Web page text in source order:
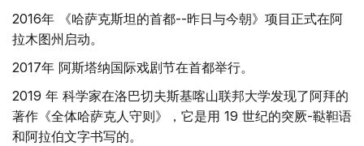
2016年 《哈萨克斯坦的首都--昨日与今朝》项目正式在阿
拉木图州启动。
2017年 阿斯塔纳国际戏剧节在首都举行。
2019 年 科学家在洛巴切夫斯基喀山联邦大学发现了阿拜的
著作《全体哈萨克人守则》，它是用 19 世纪的突厥-鞑靼语
和阿拉伯文字书写的。